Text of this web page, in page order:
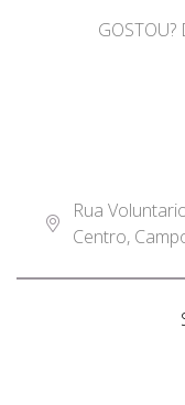
GOSTOU?
Rua
Centro,